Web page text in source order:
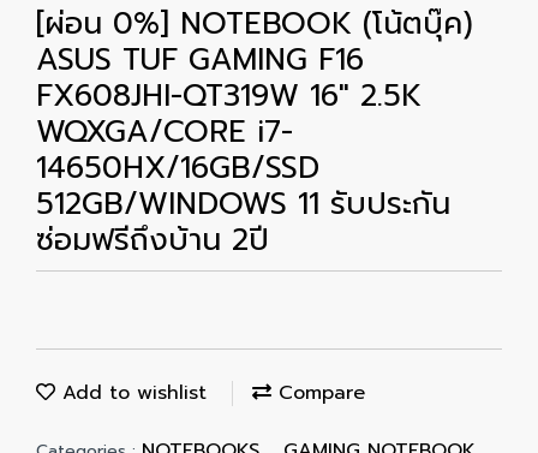
[ผ่อน 0%] NOTEBOOK (โน้ตบุ๊ค)
ASUS TUF GAMING F16
FX608JHI-QT319W 16" 2.5K
WQXGA/CORE i7-
14650HX/16GB/SSD
512GB/WINDOWS 11 รับประกัน
ซ่อมฟรีถึงบ้าน 2ปี
Add to wishlist Compare